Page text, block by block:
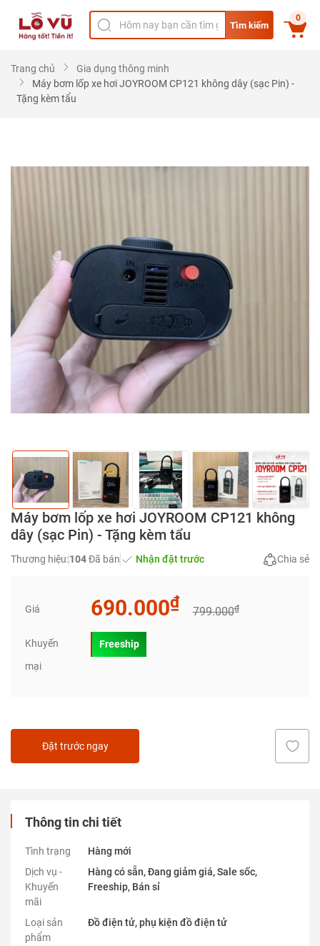
Tìm kiếm
0
Trang chủ
Gia dụng thông minh
Máy bơm lốp xe hơi JOYROOM CP121 không dây (sạc Pin) -
Tặng kèm tẩu
Máy bơm lốp xe hơi JOYROOM CP121 không
dây (sạc Pin) - Tặng kèm tẩu
Thương hiệu:104Đã bán Nhận đặt trước Chia sẻ
Giá 690.000₫
799.000₫
Khuyến
mại
Freeship
Đặt trước ngay
Thông tin chi tiết
Tình trạng
Hàng mới
Dịch vụ -
Khuyến
mãi
Hàng có sẵn, Đang giảm giá, Sale sốc,
Freeship, Bán sỉ
Loại sản
phẩm
Đồ điện tử, phụ kiện đồ điện tử